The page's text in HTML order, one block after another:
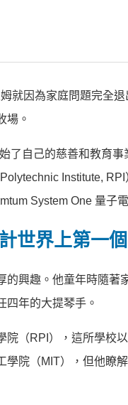
就因為家庭問題完全
場。
了自己的慈善和教育
Institute, RPI
System One 量子
世界上第一
的興趣。他童年時隨
四年的大提琴手。
院（RPI），這所學校
學院（MIT），但他瞭